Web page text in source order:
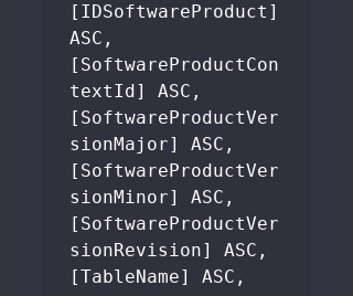
[IDSoftwareProduct]
ASC,
[SoftwareProductCon
textId] ASC,
[SoftwareProductVer
sionMajor] ASC,
[SoftwareProductVer
sionMinor] ASC,
[SoftwareProductVer
sionRevision] ASC,
[TableName] ASC,